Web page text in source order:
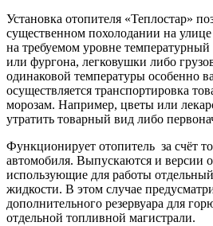
Установка отопителя «Теплостар»
существенном похолодании на
на требуемом уровне
или фургона, легковушки либо
одинаковой температуры особенно
осуществляется транспортировка
морозам. Например, цветы или
утратить товарный вид либо
Функционирует отопитель за счёт
автомобиля. Выпускаются и версии
использующие для работы
жидкости. В этом случае
дополнительного резервуара для
отдельной топливной магистрали.